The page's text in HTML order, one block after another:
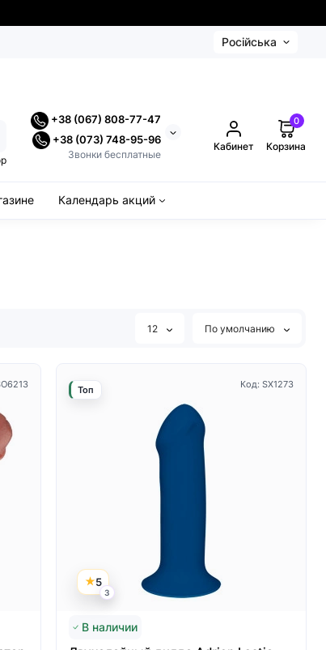
Російська
+38 (067) 808-77-47
+38 (073) 748-95-96
Звонки бесплатные
Кабинет
0
Корзина
Календарь акций
12 По умолчанию
Код: SX1273
5
3
Топ
В наличии